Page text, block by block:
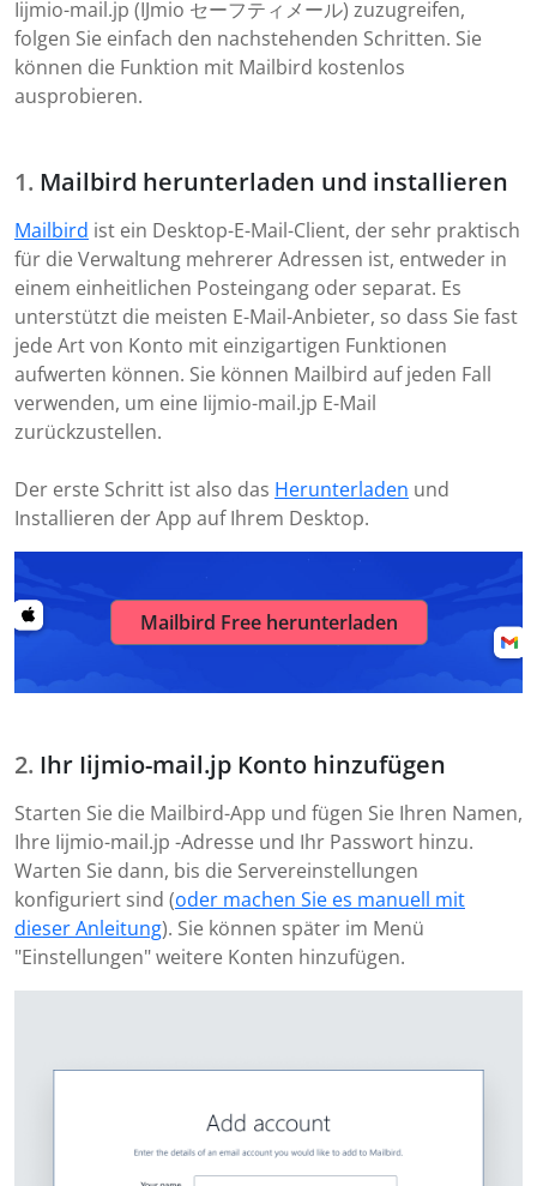
Iijmio-mail.jp (IJmio セーフティメール) zuzugreifen,
folgen Sie einfach den nachstehenden Schritten. Sie
können die Funktion mit Mailbird kostenlos
ausprobieren.
Mailbird herunterladen und installieren
Mailbird ist ein Desktop-E-Mail-Client, der sehr praktisch
für die Verwaltung mehrerer Adressen ist, entweder in
einem einheitlichen Posteingang oder separat. Es
unterstützt die meisten E-Mail-Anbieter, so dass Sie fast
jede Art von Konto mit einzigartigen Funktionen
aufwerten können. Sie können Mailbird auf jeden Fall
verwenden, um eine Iijmio-mail.jp E-Mail
zurückzustellen.
Der erste Schritt ist also das Herunterladen und
Installieren der App auf Ihrem Desktop.
Mailbird Free herunterladen
Ihr Iijmio-mail.jp Konto hinzufügen
Starten Sie die Mailbird-App und fügen Sie Ihren Namen,
Ihre Iijmio-mail.jp -Adresse und Ihr Passwort hinzu.
Warten Sie dann, bis die Servereinstellungen
konfiguriert sind (oder machen Sie es manuell mit
dieser Anleitung). Sie können später im Menü
"Einstellungen" weitere Konten hinzufügen.